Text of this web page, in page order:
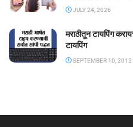
JULY 24, 2026
मराठीतून टायपिंग
टायपिंग
SEPTEMBER 10, 2012